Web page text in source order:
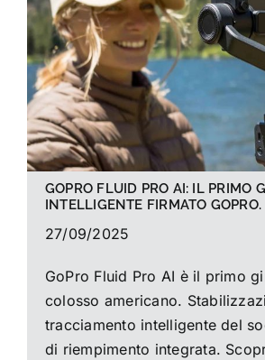
La foto del mese
Guide
Cerca
per:
GOPRO FLUID PRO AI: IL PRIMO
INTELLIGENTE FIRMATO GOPRO.
27/09/2025
GoPro Fluid Pro AI è il primo
colosso americano.
tracciamento intelligente del
di riempimento integrata.